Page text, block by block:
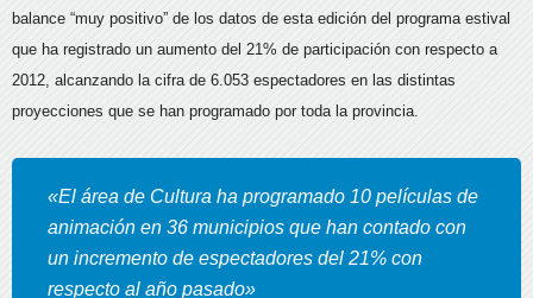
balance “muy positivo” de los datos de esta edición del programa estival
que ha registrado un aumento del 21% de participación con respecto a
2012, alcanzando la cifra de 6.053 espectadores en las distintas
proyecciones que se han programado por toda la provincia.
«El área de Cultura ha programado 10 películas de
animación en 36 municipios que han contado con
un incremento de espectadores del 21% con
respecto al año pasado»